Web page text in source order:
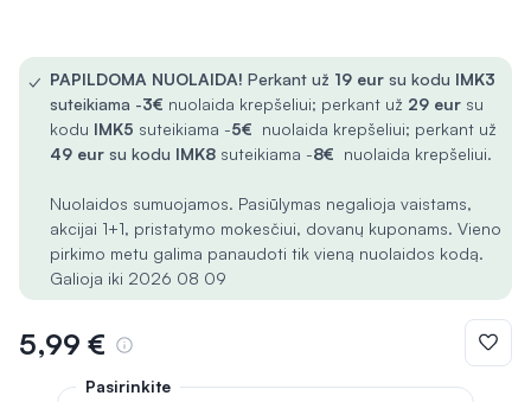
✓ PAPILDOMA NUOLAIDA! Perkant už 19 eur su kodu IMK3
suteikiama -3€ nuolaida krepšeliui; perkant už 29 eur su
kodu IMK5 suteikiama -5€ nuolaida krepšeliui; perkant už
49 eur su kodu IMK8 suteikiama -8€ nuolaida krepšeliui.
Nuolaidos sumuojamos. Pasiūlymas negalioja vaistams,
akcijai 1+1, pristatymo mokesčiui, dovanų kuponams. Vieno
pirkimo metu galima panaudoti tik vieną nuolaidos kodą.
Galioja iki 2026 08 09
5,99 €
Pasirinkite